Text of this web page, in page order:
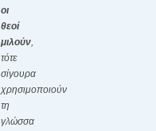
οι
θεοί
μιλούν,
τότε
σίγουρα
χρησιμοποιούν
τη
γλώσσα